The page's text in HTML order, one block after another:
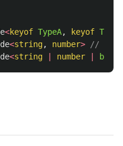
<keyof TypeA, keyof TypeB
<string, number>
//
<string number